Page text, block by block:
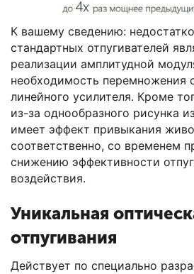
К вашему сведению:
стандартных отпугивателей
реализации амплитудной
необходимость перемножения
линейного усилителя. Кроме
из-за однообразного рисунка
имеет эффект привыкания
соответственно, со временем
снижению эффективности
воздействия.
Уникальная
отпугивания
Действует по специально